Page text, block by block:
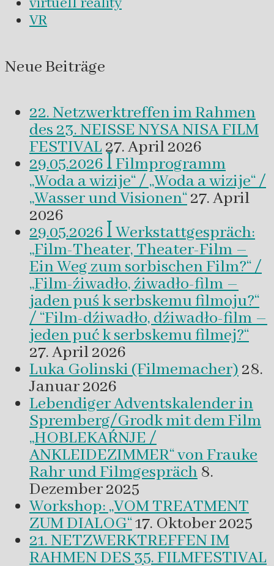
VR
Neue Beiträge
22. Netzwerktreffen im Rahmen
des 23. NEISSE NYSA NISA FILM
FESTIVAL27. April 2026
29.05.2026 ꟾ Filmprogramm
„Woda a wizije“ / „Woda a wizije“ /
„Wasser und Visionen“27. April
2026
29.05.2026 ꟾ Werkstattgespräch:
„Film-Theater, Theater-Film –
Ein Weg zum sorbischen Film?“ /
„Film-źiwadło, źiwadło-film –
jaden puś k serbskemu filmoju?“
/ “Film-dźiwadło, dźiwadło-film –
jeden puć k serbskemu filmej?“
27. April 2026
Luka Golinski (Filmemacher)28.
Januar 2026
Lebendiger Adventskalender in
Spremberg/Grodk mit dem Film
„HOBLEKAŔNJE /
ANKLEIDEZIMMER“ von Frauke
Rahr und Filmgespräch 8.
Dezember 2025
Workshop: „VOM TREATMENT
ZUM DIALOG“17. Oktober 2025
21. NETZWERKTREFFEN IM
RAHMEN DES 35. FILMFESTIVAL